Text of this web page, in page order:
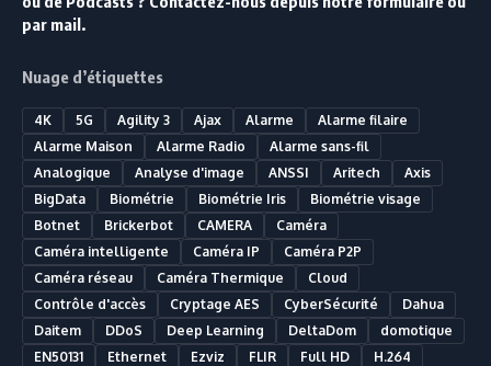
par mail.
Nuage d’étiquettes
4K 5G Agility 3 Ajax Alarme
Alarme filaire
Alarme Maison
Alarme Radio
Alarme sans-fil
Analogique
Analyse d'image ANSSI Aritech
Axis
BigData
Biométrie Biométrie Iris
Biométrie visage
Botnet
Brickerbot CAMERA
Caméra
Caméra intelligente
Caméra IP
Caméra P2P
Caméra réseau
Caméra Thermique
Cloud
Contrôle d'accès
Cryptage AES CyberSécurité
Dahua
Daitem
DDoS Deep Learning DeltaDom
domotique
EN50131
Ethernet Ezviz FLIR Full HD
H.264